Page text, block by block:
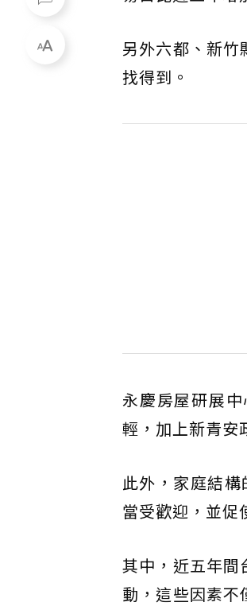
另外六都、新
找得到。
永慶房屋研展
輕，加上新青安
此外，家庭結
當受歡迎，並促
其中，近五年間
動，這些因素